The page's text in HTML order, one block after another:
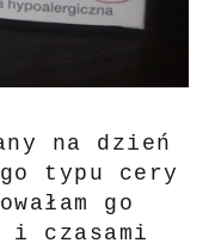
na dzień
typu cery
go
i czasami